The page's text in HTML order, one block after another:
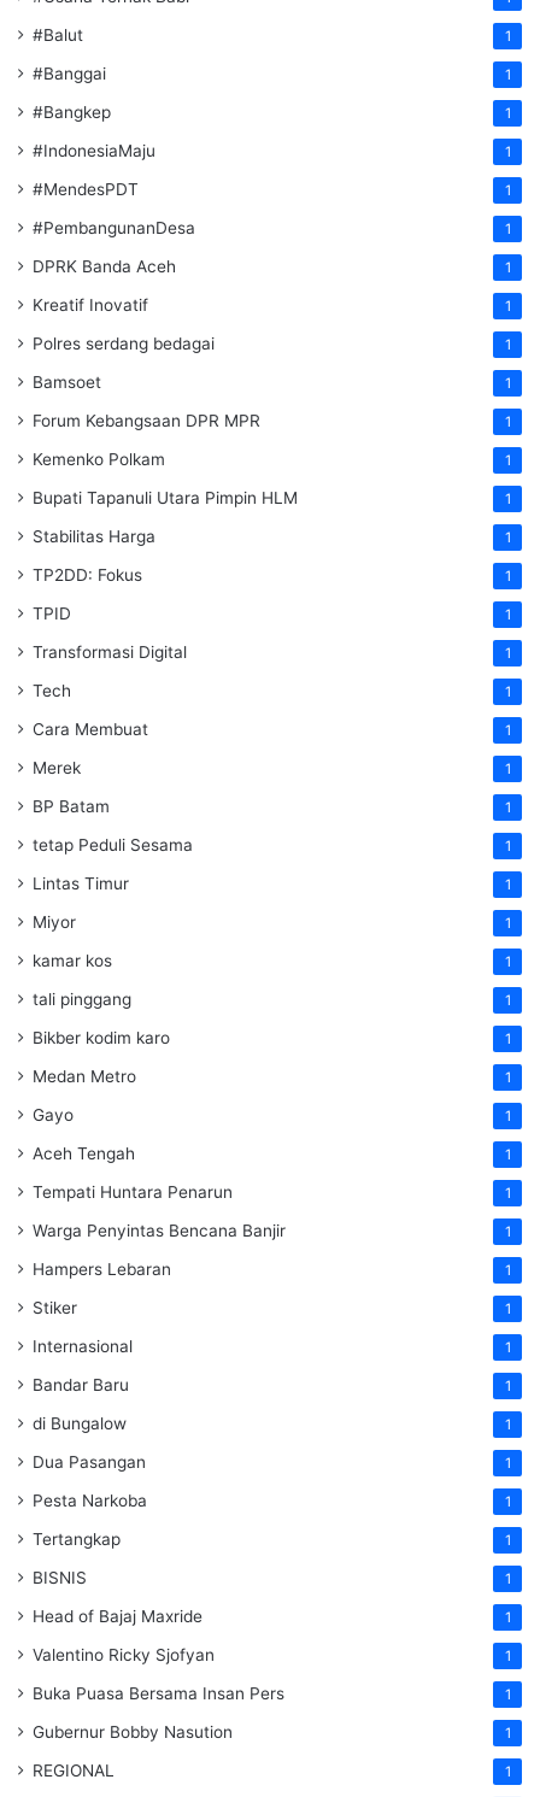
#Balut 1
#Banggai 1
#Bangkep 1
#IndonesiaMaju 1
#MendesPDT 1
#PembangunanDesa 1
DPRK Banda Aceh 1
Kreatif Inovatif 1
Polres serdang bedagai 1
Bamsoet 1
Forum Kebangsaan DPR MPR 1
Kemenko Polkam 1
‎Bupati Tapanuli Utara Pimpin HLM 1
Stabilitas Harga 1
TP2DD: Fokus 1
TPID 1
Transformasi Digital 1
Tech 1
Cara Membuat 1
Merek 1
BP Batam 1
tetap Peduli Sesama 1
Lintas Timur 1
Miyor 1
kamar kos 1
tali pinggang 1
Bikber kodim karo 1
Medan Metro 1
Gayo 1
Aceh Tengah 1
Tempati Huntara Penarun 1
Warga Penyintas Bencana Banjir 1
Hampers Lebaran 1
Stiker 1
Internasional 1
Bandar Baru 1
di Bungalow 1
Dua Pasangan 1
Pesta Narkoba 1
Tertangkap 1
BISNIS 1
Head of Bajaj Maxride 1
Valentino Ricky Sjofyan 1
Buka Puasa Bersama Insan Pers 1
Gubernur Bobby Nasution 1
REGIONAL 1